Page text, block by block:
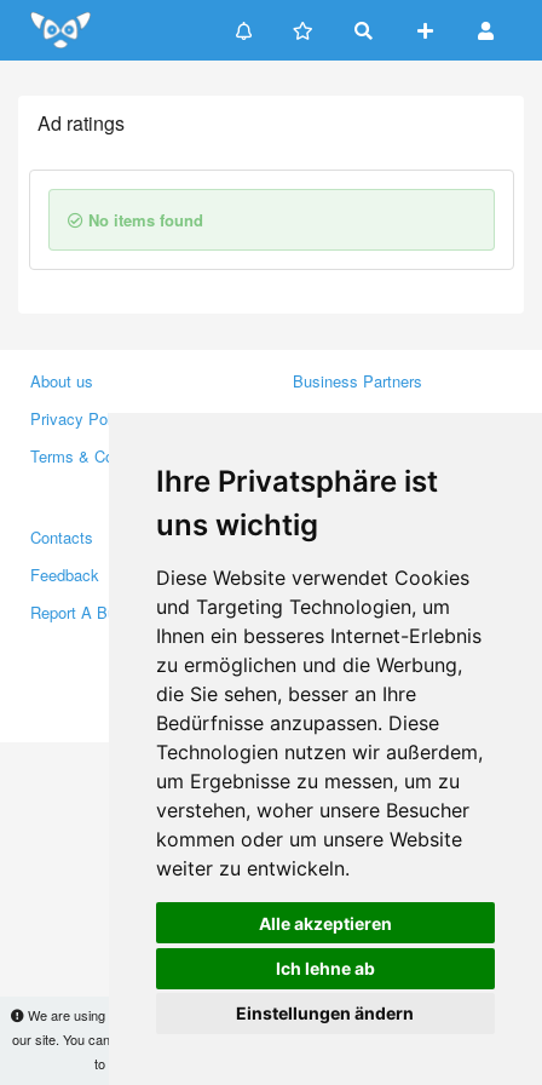
Ihre Privatsphäre ist
uns wichtig
Diese Website verwendet Cookies
und Targeting Technologien, um
Ihnen ein besseres Internet-Erlebnis
zu ermöglichen und die Werbung,
die Sie sehen, besser an Ihre
Bedürfnisse anzupassen. Diese
Technologien nutzen wir außerdem,
um Ergebnisse zu messen, um zu
verstehen, woher unsere Besucher
kommen oder um unsere Website
weiter zu entwickeln.
Alle akzeptieren
Ich lehne ab
Einstellungen ändern
Update cookies preferences
We are using cookies to provide statistics that help us give you the best experience of
our site. You can find out more
to use the site without changes, you are agreeing to it.
Ad ratings
No items found
About us
Privacy Policy
Terms & Conditions
Business Partners
Media
Contacts
Feedback
Report A Bug
Facebook
Twitter
YouTube
Google+
Makis© Copyright 2026